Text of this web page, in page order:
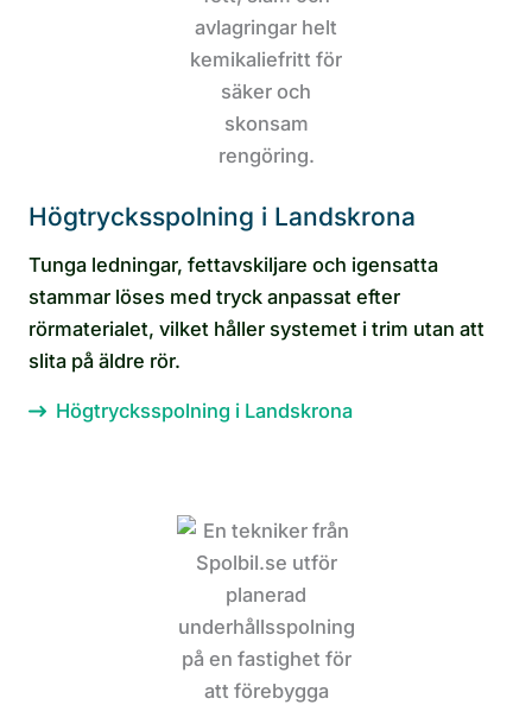
Högtrycksspolning i Landskrona
Tunga ledningar, fettavskiljare och igensatta
stammar löses med tryck anpassat efter
rörmaterialet, vilket håller systemet i trim utan att
slita på äldre rör.
Högtrycksspolning i Landskrona